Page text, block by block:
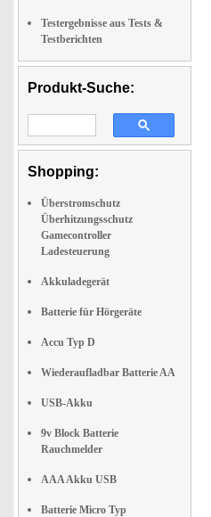
Testergebnisse aus Tests &
Testberichten
Produkt-Suche:
Shopping:
Überstromschutz
Überhitzungsschutz
Gamecontroller
Ladesteuerung
Akkuladegerät
Batterie für Hörgeräte
Accu Typ D
Wiederaufladbar Batterie AA
USB-Akku
9v Block Batterie
Rauchmelder
AAA Akku USB
Batterie Micro Typ